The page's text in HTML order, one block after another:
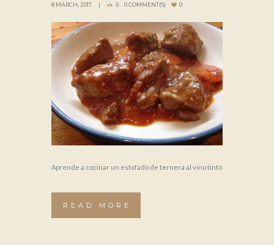
8 MARCH, 2017 0 0 COMMENT(S) 0
Aprende a cocinar un estofado de ternera al vino tinto
READ MORE